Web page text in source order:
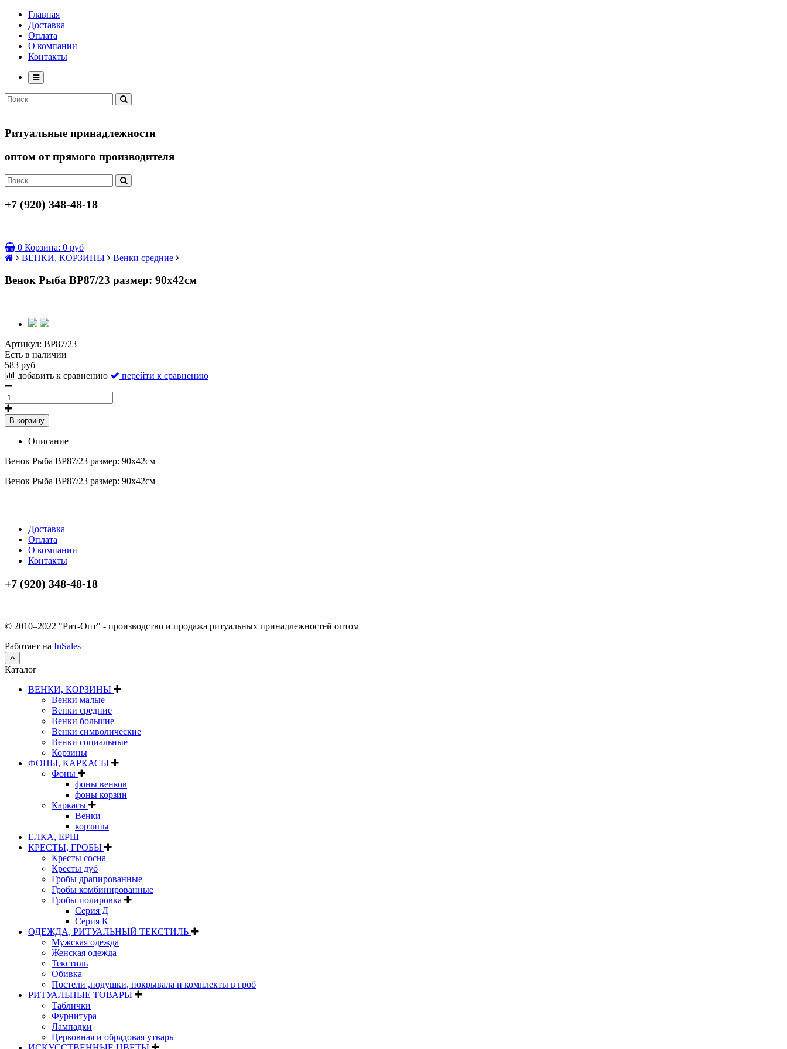
Главная
Доставка
Оплата
О компании
Контакты
Ритуальные принадлежности
оптом от прямого производителя
+7 (920) 348-48-18
0 Корзина: 0 руб
ВЕНКИ, КОРЗИНЫ
Венки средние
Венок Рыба ВР87/23 размер: 90х42см
Артикул: ВР87/23
Есть в наличии
583 руб
добавить к сравнению
перейти к сравнению
В корзину
Описание
Венок Рыба ВР87/23 размер: 90х42см
Венок Рыба ВР87/23 размер: 90х42см
Доставка
Оплата
О компании
Контакты
+7 (920) 348-48-18
© 2010–2022 "Рит-Опт" - производство и продажа ритуальных принадлежностей оптом
Работает на InSales
Каталог
ВЕНКИ, КОРЗИНЫ
Венки малые
Венки средние
Венки большие
Венки символические
Венки социальные
Корзины
ФОНЫ, КАРКАСЫ
Фоны
фоны венков
фоны корзин
Каркасы
Венки
корзины
ЕЛКА, ЕРШ
КРЕСТЫ, ГРОБЫ
Кресты сосна
Кресты дуб
Гробы драпированные
Гробы комбинированные
Гробы полировка
Серия Д
Серия К
ОДЕЖДА, РИТУАЛЬНЫЙ ТЕКСТИЛЬ
Мужская одежда
Женская одежда
Текстиль
Обивка
Постели ,подушки, покрывала и комплекты в гроб
РИТУАЛЬНЫЕ ТОВАРЫ
Таблички
Фурнитура
Лампадки
Церковная и обрядовая утварь